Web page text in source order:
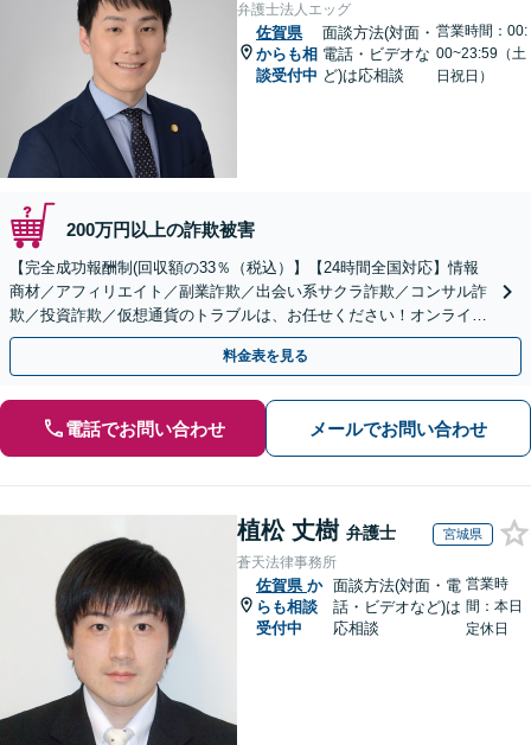
弁護士法人エッグ
佐賀県
からも相
談受付中
面談方法(対面・
電話・ビデオな
ど)は応相談
営業時間：00:
00~23:59（土
日祝日）
200万円以上の詐欺被害
【完全成功報酬制(回収額の33％（税込）】【24時間全国対応】情報
商材／アフィリエイト／副業詐欺／出会い系サクラ詐欺／コンサル詐
欺／投資詐欺／仮想通貨のトラブルは、お任せください！オンライン
のみで解決も可能！
料金表を見る
電話でお問い合わせ メールでお問い合わせ
植松 丈樹 弁護士 宮城県
蒼天法律事務所
佐賀県 か
らも相談
受付中
面談方法(対面・電
話・ビデオなど)は
応相談
営業時
間：本日
定休日